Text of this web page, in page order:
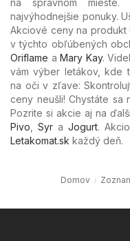
na správnom mieste.
najvýhodnejšie ponuky.
Akciové ceny na
v týchto obľúbených
Oriflame aMary Kay.
vám výber letákov, kde
na oči v zľave:
ceny neušli! Chystáte sa
Pozrite si akcie aj na
Pivo ,Syr aJogurt.
Letakomat.sk každý deň.
Domov